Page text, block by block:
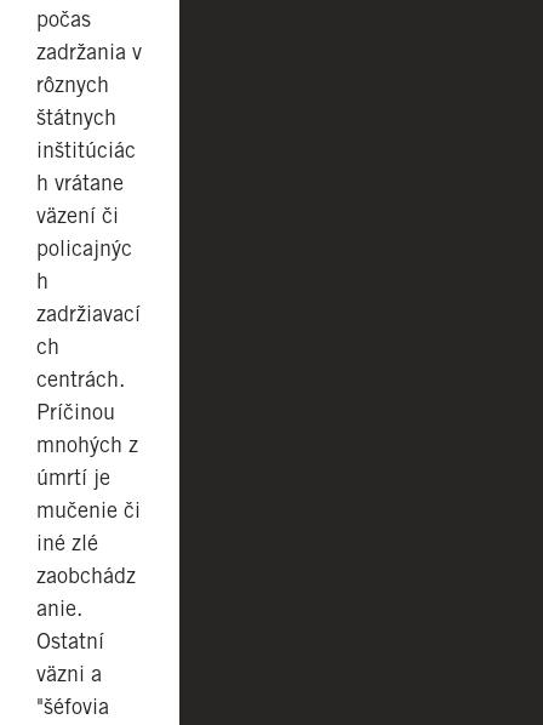
počas
zadržania v
rôznych
štátnych
inštitúciác
h vrátane
väzení či
policajnýc
h
zadržiavací
ch
centrách.
Príčinou
mnohých z
úmrtí je
mučenie či
iné zlé
zaobchádz
anie.
Ostatní
väzni a
"šéfovia